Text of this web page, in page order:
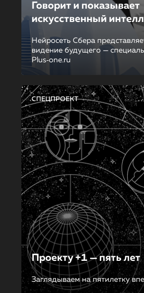
Говорит и показывает
искусственный
Нейросеть Сбера
видение будущего —
Plus‑one.ru
СПЕЦПРОЕКТ
Проекту +1 — пять лет
Заглядываем на пятилетку